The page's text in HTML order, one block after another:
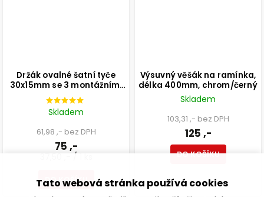
Tato webová stránka používá cookies
Držák ovalné šatní tyče
30x15mm se 3 montážními
otvory, chrom, 2 ks
Skladem
61,98 ,- bez DPH
75 ,-
37,50 ,- / 1 ks
DO KOŠÍKU
Výsuvný věšák na ramínka,
délka 400mm, chrom/černý
Skladem
103,31 ,- bez DPH
125 ,-
DO KOŠÍKU